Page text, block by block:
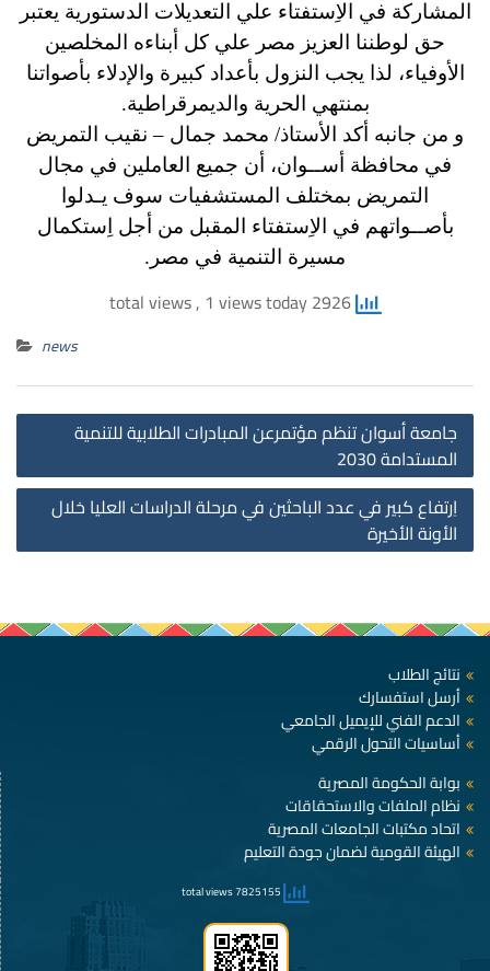
المشاركة في الاِستفتاء علي التعديلات الدستورية يعتبر
حق لوطننا العزيز مصر علي كل أبناءه المخلصين
الأوفياء، لذا يجب النزول بأعداد كبيرة والإدلاء بأصواتنا
بمنتهي الحرية والديمرقراطية.
و من جانبه أكد الأستاذ/ محمد جمال – نقيب التمريض
في محافظة أســوان، أن جميع العاملين في مجال
التمريض بمختلف المستشفيات سوف يـدلوا
بأصــواتهم في الاِستفتاء المقبل من أجل اِستكمال
مسيرة التنمية في مصر.
2926 total views
, 1 views today
news
جامعة أسوان تنظم مؤتمرعن المبادرات الطلابية للتنمية
المستدامة 2030
اِرتفاع كبير في عدد الباحثين في مرحلة الدراسات العليا خلال
الأونة الأخيرة
نتائج الطلاب
أرسل استفسارك
الدعم الفني للإيميل الجامعي
أساسيات التحول الرقمي
بوابة الحكومة المصرية
نظام الملفات والاستحقاقات
اتحاد مكتبات الجامعات المصرية
الهيئة القومية لضمان جودة التعليم